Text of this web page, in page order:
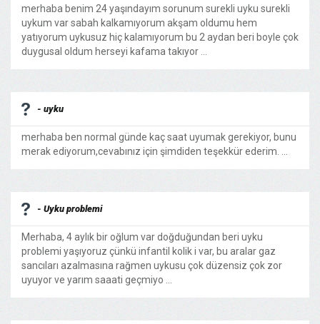
merhaba benim 24 yaşındayım sorunum surekli uyku surekli
uykum var sabah kalkamıyorum akşam oldumu hem
yatıyorum uykusuz hiç kalamıyorum bu 2 aydan beri boyle çok
duygusal oldum herseyi kafama takıyor ...
- uyku
merhaba ben normal günde kaç saat uyumak gerekiyor, bunu
merak ediyorum,cevabınız için şimdiden teşekkür ederim. ...
- Uyku problemi
Merhaba, 4 aylık bir oğlum var doğduğundan beri uyku
problemi yaşıyoruz çünkü infantil kolik i var, bu aralar gaz
sancıları azalmasına rağmen uykusu çok düzensiz çok zor
uyuyor ve yarım saaati geçmiyo ...